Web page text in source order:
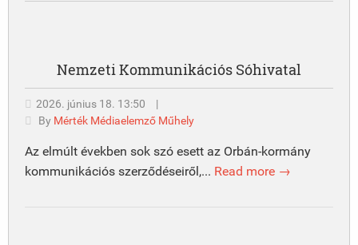
Nemzeti Kommunikációs Sóhivatal
2026. június 18. 13:50
|
By Mérték Médiaelemző Műhely
Az elmúlt években sok szó esett az Orbán-kormány
kommunikációs szerződéseiről,... Read more →